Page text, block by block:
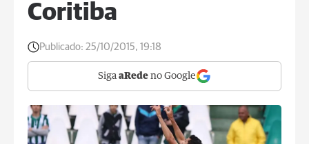
Coritiba
Publicado: 25/10/2015, 19:18
Siga aRede no Google